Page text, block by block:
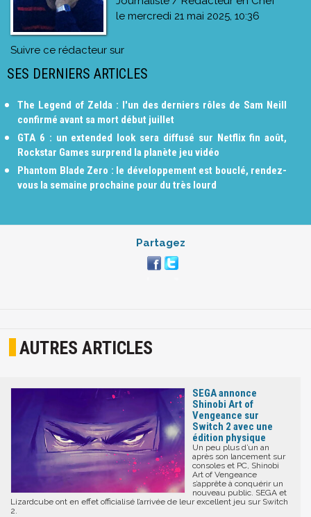
le mercredi 21 mai 2025, 10:36
Suivre ce rédacteur sur
SES DERNIERS ARTICLES
The Legend of Zelda : l'un des derniers rôles de Sam Neill
confirmé avant sa mort début juillet
GTA 6 : un extended look sera diffusé sur Netflix fin août,
Rockstar Games surprend la planète jeu vidéo
Phantom Blade Zero : le développement est bouclé, rendez-
vous la semaine prochaine pour du très lourd
Partagez
AUTRES ARTICLES
SEGA annonce
Shinobi Art of
Vengeance sur
Switch 2 avec une
édition physique
Un peu plus d’un an
après son lancement sur
consoles et PC, Shinobi
Art of Vengeance
s’apprête à conquérir un
nouveau public. SEGA et
Lizardcube ont en effet officialisé l’arrivée de leur excellent jeu sur Switch
2.